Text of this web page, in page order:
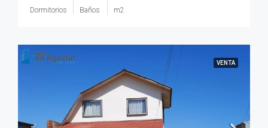
Dormitorios Baños m2
VENTA